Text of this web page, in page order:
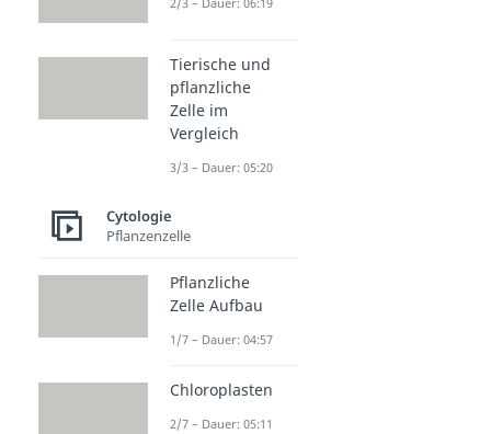
Tierische und
pflanzliche
Zelle im
Vergleich
3/3 – Dauer: 05:20
Cytologie
Pflanzenzelle
Pflanzliche
Zelle Aufbau
1/7 – Dauer: 04:57
Chloroplasten
2/7 – Dauer: 05:11